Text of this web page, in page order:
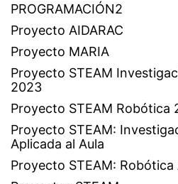
PROGRAMACIÓN2
Proyecto AIDARAC
Proyecto MARIA
Proyecto STEAM
2023
Proyecto STEAM Robótica
Proyecto STEAM:
Aplicada al Aula
Proyecto STEAM: Robótica